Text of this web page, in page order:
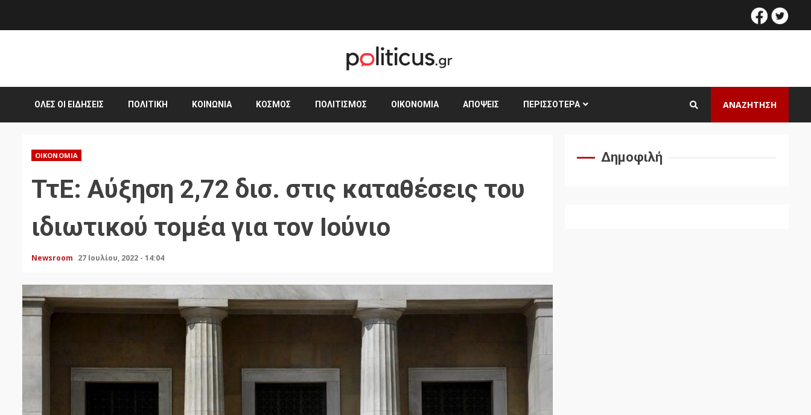
facebook
ΌΛΕΣ ΟΙ ΕΙΔΉΣΕΙΣ ΠΟΛΙΤΙΚΉ ΚΟΙΝΩΝΊΑ ΚΌΣΜΟΣ ΠΟΛΙΤΙΣΜΌΣ ΟΙΚΟΝΟΜΊΑ ΑΠΌΨΕΙΣ ΠΕΡΙΣΣΌΤΕΡΑ ΑΝΑΖΗΤΗΣΗ
ΟΙΚΟΝΟΜΊΑ
ΤτΕ: Αύξηση 2,72 δισ. στις καταθέσεις του
ιδιωτικού τομέα για τον Ιούνιο
Newsroom 27 Ιουλίου, 2022 - 14:04
Δημοφιλή